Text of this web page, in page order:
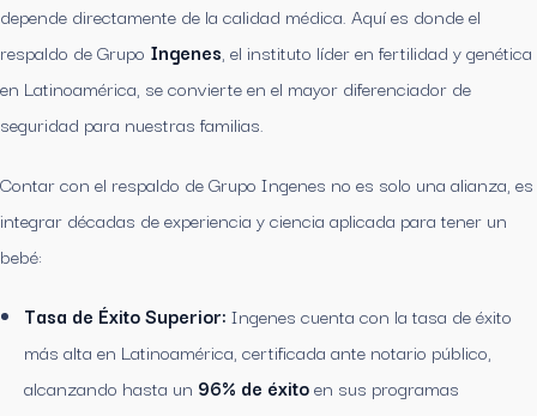
depende directamente de la calidad médica. Aquí es donde el
respaldo de Grupo Ingenes, el instituto líder en fertilidad y genética
en Latinoamérica, se convierte en el mayor diferenciador de
seguridad para nuestras familias.
Contar con el respaldo de Grupo Ingenes no es solo una alianza, es
integrar décadas de experiencia y ciencia aplicada para tener un
bebé:
Tasa de Éxito Superior: Ingenes cuenta con la tasa de éxito
más alta en Latinoamérica, certificada ante notario público,
alcanzando hasta un 96% de éxitoen sus programas